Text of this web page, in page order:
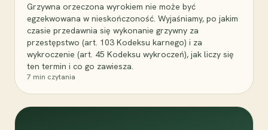
Grzywna orzeczona wyrokiem nie może być
egzekwowana w nieskończoność. Wyjaśniamy, po jakim
czasie przedawnia się wykonanie grzywny za
przestępstwo (art. 103 Kodeksu karnego) i za
wykroczenie (art. 45 Kodeksu wykroczeń), jak liczy się
ten termin i co go zawiesza.
7 min czytania